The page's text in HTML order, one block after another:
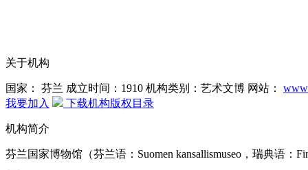
关于机构
国家： 芬兰 成立时间：1910 机构类别：艺术文博 网站：
我要加入
下载机构版权目录
机构简介
芬兰国家博物馆（芬兰语：Suomen kansallismuseo，瑞典语